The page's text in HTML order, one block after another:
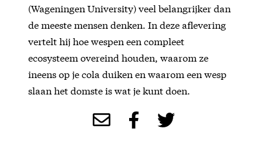
(Wageningen University) veel belangrijker dan
de meeste mensen denken. In deze aflevering
vertelt hij hoe wespen een compleet
ecosysteem overeind houden, waarom ze
ineens op je cola duiken en waarom een wesp
slaan het domste is wat je kunt doen.